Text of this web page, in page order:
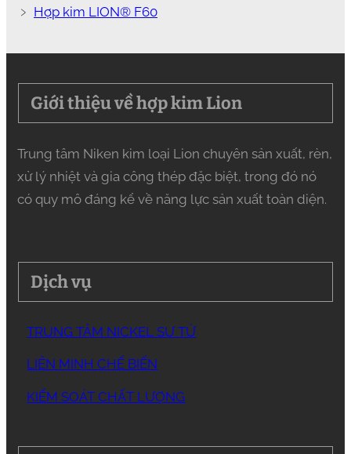
﹥ Hợp kim LION® F60
Giới thiệu về hợp kim Lion
Trung tâm Niken kim loại Lion chuyên sản xuất, rèn,
xử lý nhiệt và gia công thép đặc biệt, trong đó nó
có quy mô đáng kể về năng lực sản xuất toàn diện.
Dịch vụ
TRUNG TÂM NICKEL SƯ TỬ
LIÊN MINH CHẾ BIẾN
KIỂM SOÁT CHẤT LƯỢNG